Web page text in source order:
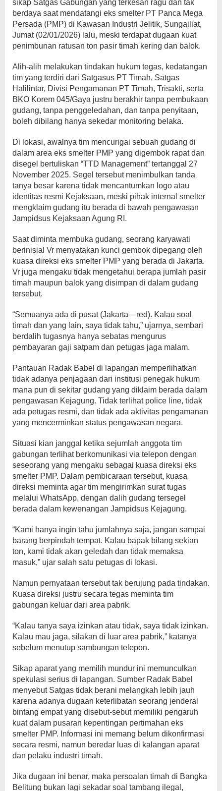
sikap Satgas Gabungan yang terkesan ragu dan tak
berdaya saat mendatangi eks smelter PT Panca Mega
Persada (PMP) di Kawasan Industri Jelitik, Sungailiat,
Jumat (02/01/2026) lalu, meski terdapat dugaan kuat
penimbunan ratusan ton pasir timah kering dan balok.
Alih-alih melakukan tindakan hukum tegas, kedatangan
tim yang terdiri dari Satgasus PT Timah, Satgas
Halilintar, Divisi Pengamanan PT Timah, Trisakti, serta
BKO Korem 045/Gaya justru berakhir tanpa pembukaan
gudang, tanpa penggeledahan, dan tanpa penyitaan,
boleh dibilang hanya sekedar monitoring belaka.
Di lokasi, awalnya tim mencurigai sebuah gudang di
dalam area eks smelter PMP yang digembok rapat dan
disegel bertuliskan “TTD Management” tertanggal 27
November 2025. Segel tersebut menimbulkan tanda
tanya besar karena tidak mencantumkan logo atau
identitas resmi Kejaksaan, meski pihak internal smelter
mengklaim gudang itu berada di bawah pengawasan
Jampidsus Kejaksaan Agung RI.
Saat diminta membuka gudang, seorang karyawati
berinisial Vr menyatakan kunci gembok dipegang oleh
kuasa direksi eks smelter PMP yang berada di Jakarta.
Vr juga mengaku tidak mengetahui berapa jumlah pasir
timah maupun balok yang disimpan di dalam gudang
tersebut.
“Semuanya ada di pusat (Jakarta—red). Kalau soal
timah dan yang lain, saya tidak tahu,” ujarnya, sembari
berdalih tugasnya hanya sebatas mengurus
pembayaran gaji satpam dan petugas jaga malam.
Pantauan Radak Babel di lapangan memperlihatkan
tidak adanya penjagaan dari institusi penegak hukum
mana pun di sekitar gudang yang diklaim berada dalam
pengawasan Kejagung. Tidak terlihat police line, tidak
ada petugas resmi, dan tidak ada aktivitas pengamanan
yang mencerminkan status pengawasan negara.
Situasi kian janggal ketika sejumlah anggota tim
gabungan terlihat berkomunikasi via telepon dengan
seseorang yang mengaku sebagai kuasa direksi eks
smelter PMP. Dalam pembicaraan tersebut, kuasa
direksi meminta agar tim mengirimkan surat tugas
melalui WhatsApp, dengan dalih gudang tersegel
berada dalam kewenangan Jampidsus Kejagung.
“Kami hanya ingin tahu jumlahnya saja, jangan sampai
barang berpindah tempat. Kalau bapak bilang sekian
ton, kami tidak akan geledah dan tidak memaksa
masuk,” ujar salah satu petugas di lokasi.
Namun pernyataan tersebut tak berujung pada tindakan.
Kuasa direksi justru secara tegas meminta tim
gabungan keluar dari area pabrik.
“Kalau tanya saya izinkan atau tidak, saya tidak izinkan.
Kalau mau jaga, silakan di luar area pabrik,” katanya
sebelum menutup sambungan telepon.
Sikap aparat yang memilih mundur ini memunculkan
spekulasi serius di lapangan. Sumber Radak Babel
menyebut Satgas tidak berani melangkah lebih jauh
karena adanya dugaan keterlibatan seorang jenderal
bintang empat yang disebut-sebut memiliki pengaruh
kuat dalam pusaran kepentingan pertimahan eks
smelter PMP. Informasi ini memang belum dikonfirmasi
secara resmi, namun beredar luas di kalangan aparat
dan pelaku industri timah.
Jika dugaan ini benar, maka persoalan timah di Bangka
Belitung bukan lagi sekadar soal tambang ilegal,